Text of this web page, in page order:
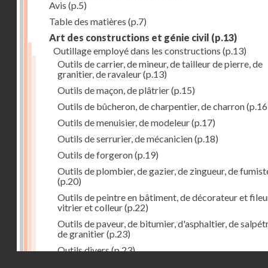
Avis (p.5)
Table des matières (p.7)
Art des constructions et génie civil (p.13)
Outillage employé dans les constructions (p.13)
Outils de carrier, de mineur, de tailleur de pierre, de
granitier, de ravaleur(p.13)
Outils de maçon, de plâtrier(p.15)
Outils de bûcheron, de charpentier, de charron
Outils de menuisier, de modeleur(p.17)
Outils de serrurier, de mécanicien(p.18)
Outils de forgeron(p.19)
Outils de plombier, de gazier, de zingueur, de
(p.20)
Outils de peintre en bâtiment, de décorateur et
vitrier et colleur(p.22)
Outils de paveur, de bitumier, d'asphaltier, de
de granitier(p.23)
Outils divers(p.23)